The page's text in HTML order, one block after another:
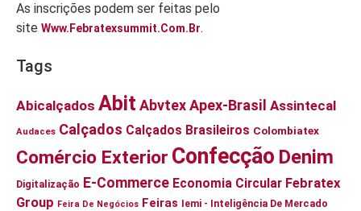
As inscrições podem ser feitas pelo
site Www.febratexsummit.com.br.
Tags
Abicalçados Abit AbvtexApex-Brasil Assintecal
Audaces Calçados Calçados Brasileiros Colombiatex
Comércio Exterior Confecção Denim
Digitalização E-Commerce Economia Circular Febratex
Group Feira De Negócios Feiras Iemi - Inteligência De Mercado